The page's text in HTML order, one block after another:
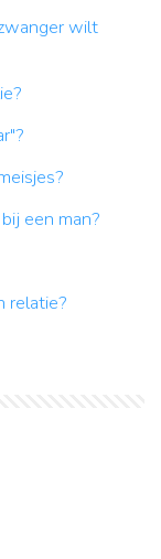
wilt
een man?
relatie?